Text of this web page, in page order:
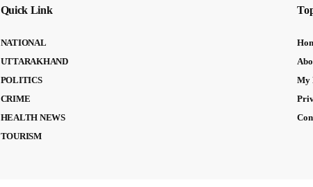
Quick Link
NATIONAL
UTTARAKHAND
POLITICS
CRIME
HEALTH NEWS
TOURISM
My